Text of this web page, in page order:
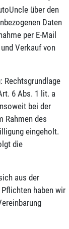
über den
Daten
per E-Mail
Verkauf von
Rechtsgrundlage
6 Abs. 1 lit. a
bei der
Rahmen des
eingeholt.
die
aus der
haben wir